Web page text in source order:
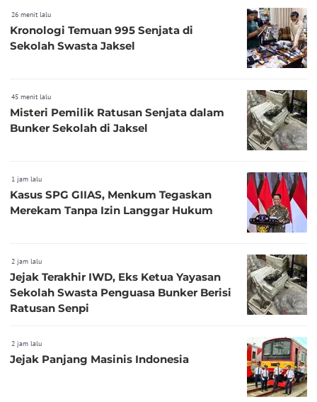
26 menit lalu
Kronologi Temuan 995 Senjata di
Sekolah Swasta Jaksel
45 menit lalu
Misteri Pemilik Ratusan Senjata dalam
Bunker Sekolah di Jaksel
1 jam lalu
Kasus SPG GIIAS, Menkum Tegaskan
Merekam Tanpa Izin Langgar Hukum
2 jam lalu
Jejak Terakhir IWD, Eks Ketua Yayasan
Sekolah Swasta Penguasa Bunker Berisi
Ratusan Senpi
2 jam lalu
Jejak Panjang Masinis Indonesia